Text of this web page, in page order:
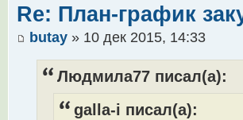
Re: План-график
butay » 10 дек 2015, 14:33
Людмила77 писал(а):
galla-i писал(а):